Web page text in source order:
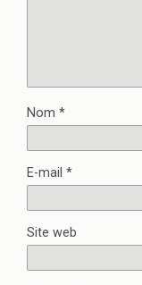
Nom *
E-mail *
Site web